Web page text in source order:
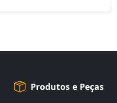
Produtos e Peças